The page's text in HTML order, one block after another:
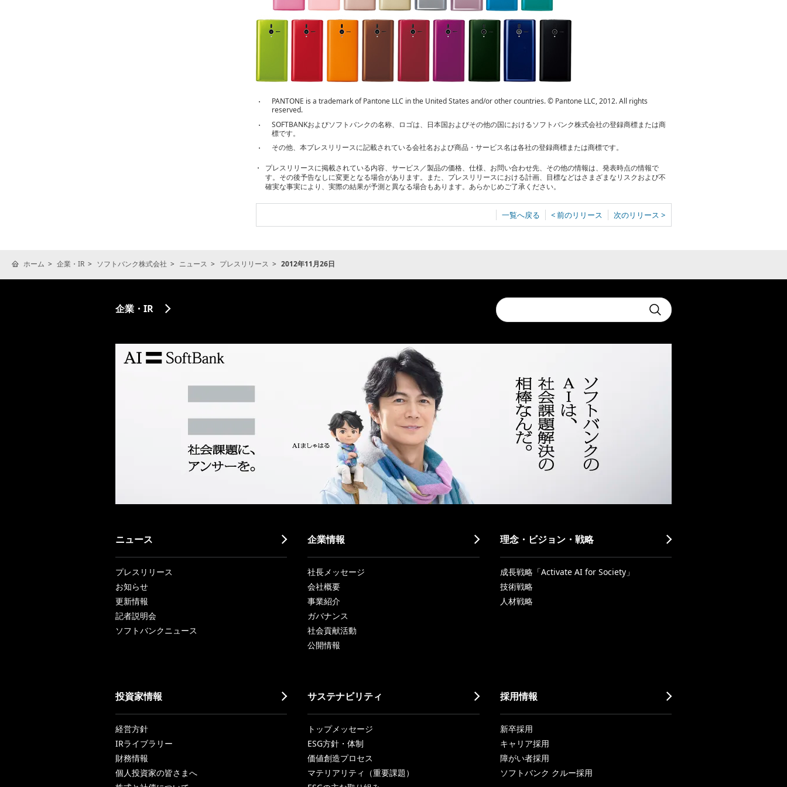
PANTONE is a trademark of Pantone LLC in the United States and/or other countries. © Pantone LLC, 2012. All rights
reserved.
SOFTBANKおよびソフトバンクの名称、ロゴは、日本国およびその他の国におけるソフトバンク株式会社の登録商標または商
標です。
その他、本プレスリリースに記載されている会社名および商品・サービス名は各社の登録商標または商標です。
プレスリリースに掲載されている内容、サービス／製品の価格、仕様、お問い合わせ先、その他の情報は、発表時点の情報で
す。その後予告なしに変更となる場合があります。また、プレスリリースにおける計画、目標などはさまざまなリスクおよび不
確実な事実により、実際の結果が予測と異なる場合もあります。あらかじめご了承ください。
一覧へ戻る < 前のリリース 次のリリース >
ホーム 企業・IR ソフトバンク株式会社 ニュース プレスリリース 2012年11月26日
Conduct
a
search
Submit
企業・IR
ニュース
プレスリリース
お知らせ
更新情報
記者説明会
ソフトバンクニュース
企業情報
社長メッセージ
会社概要
事業紹介
ガバナンス
社会貢献活動
公開情報
理念・ビジョン・戦略
成長戦略「Activate AI for Society」
技術戦略
人材戦略
投資家情報
経営方針
IRライブラリー
財務情報
個人投資家の皆さまへ
サステナビリティ
トップメッセージ
ESG方針・体制
価値創造プロセス
マテリアリティ（重要課題）
採用情報
新卒採用
キャリア採用
障がい者採用
ソフトバンク クルー採用